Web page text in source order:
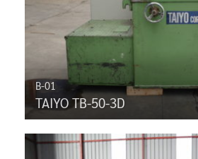
B-01
TAIYO TB-50-3D